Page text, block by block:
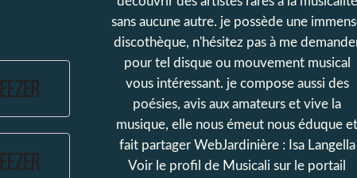
sans aucune autre. je possède une
discothèque, n'hésitez pas à me
pour tel disque ou mouvement musical
vous intéressant. je compose aussi des
poésies, avis aux amateurs et vive la
musique, elle nous émeut nous éduque et
fait partager WebJardinière : Isa Langella
Voir le profil de Musicali sur le portail